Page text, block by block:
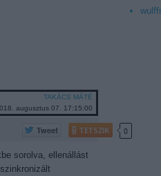
TAKÁCS MÁTÉ
augusztus 07. 17:15:00
TETSZIK 0
sorolva, ellenállást